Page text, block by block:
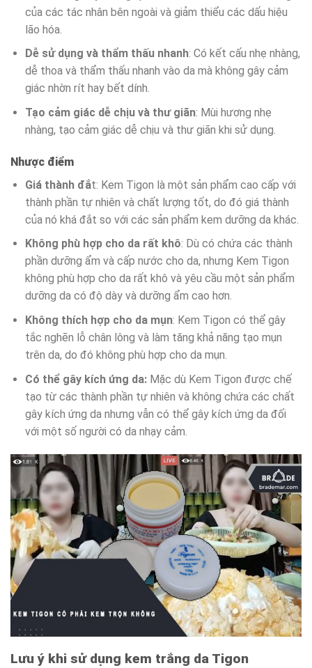
của các tác nhân bên ngoài và giảm thiểu các dấu hiệu
lão hóa.
Dễ sử dụng và thẩm thấu nhanh: Có kết cấu nhẹ nhàng,
dễ thoa và thẩm thấu nhanh vào da mà không gây cảm
giác nhờn rít hay bết dính.
Tạo cảm giác dễ chịu và thư giãn: Mùi hương nhẹ
nhàng, tạo cảm giác dễ chịu và thư giãn khi sử dụng.
Nhược điểm
Giá thành đắt: Kem Tigon là một sản phẩm cao cấp với
thành phần tự nhiên và chất lượng tốt, do đó giá thành
của nó khá đắt so với các sản phẩm kem dưỡng da khác.
Không phù hợp cho da rất khô: Dù có chứa các thành
phần dưỡng ẩm và cấp nước cho da, nhưng Kem Tigon
không phù hợp cho da rất khô và yêu cầu một sản phẩm
dưỡng da có độ dày và dưỡng ẩm cao hơn.
Không thích hợp cho da mụn: Kem Tigon có thể gây
tắc nghẽn lỗ chân lông và làm tăng khả năng tạo mụn
trên da, do đó không phù hợp cho da mụn.
Có thể gây kích ứng da:Mặc dù Kem Tigon được chế
tạo từ các thành phần tự nhiên và không chứa các chất
gây kích ứng da nhưng vẫn có thể gây kích ứng da đối
với một số người có da nhạy cảm.
Lưu ý khi sử dụng kem trắng da Tigon